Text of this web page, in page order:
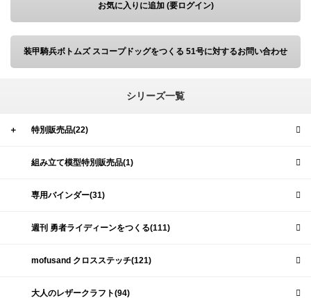
お気に入りに追加 (要ログイン)
装甲騎兵ボトムズ スコープドッグをつくる 51号に対するお問い合わせ
シリーズ一覧
＋ 特別販売品(22)
組み立て模型特別販売品(1)
専用バインダー(31)
週刊 勇者ライディーンをつくる(111)
mofusand クロスステッチ(121)
大人のレザークラフト(94)